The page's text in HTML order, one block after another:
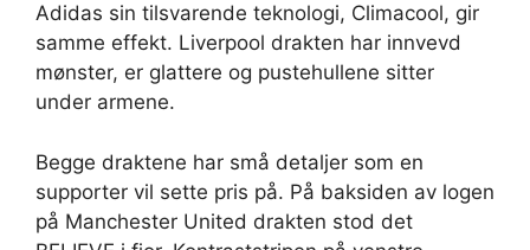
Adidas sin tilsvarende teknologi, Climacool, gir
samme effekt. Liverpool drakten har innvevd
mønster, er glattere og pustehullene sitter
under armene.
Begge draktene har små detaljer som en
supporter vil sette pris på. På baksiden av logen
på Manchester United drakten stod det